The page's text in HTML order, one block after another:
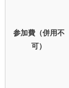
参加費（併用不
可）